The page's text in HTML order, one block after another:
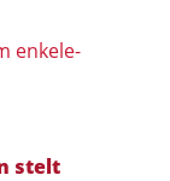
enkele-
stelt